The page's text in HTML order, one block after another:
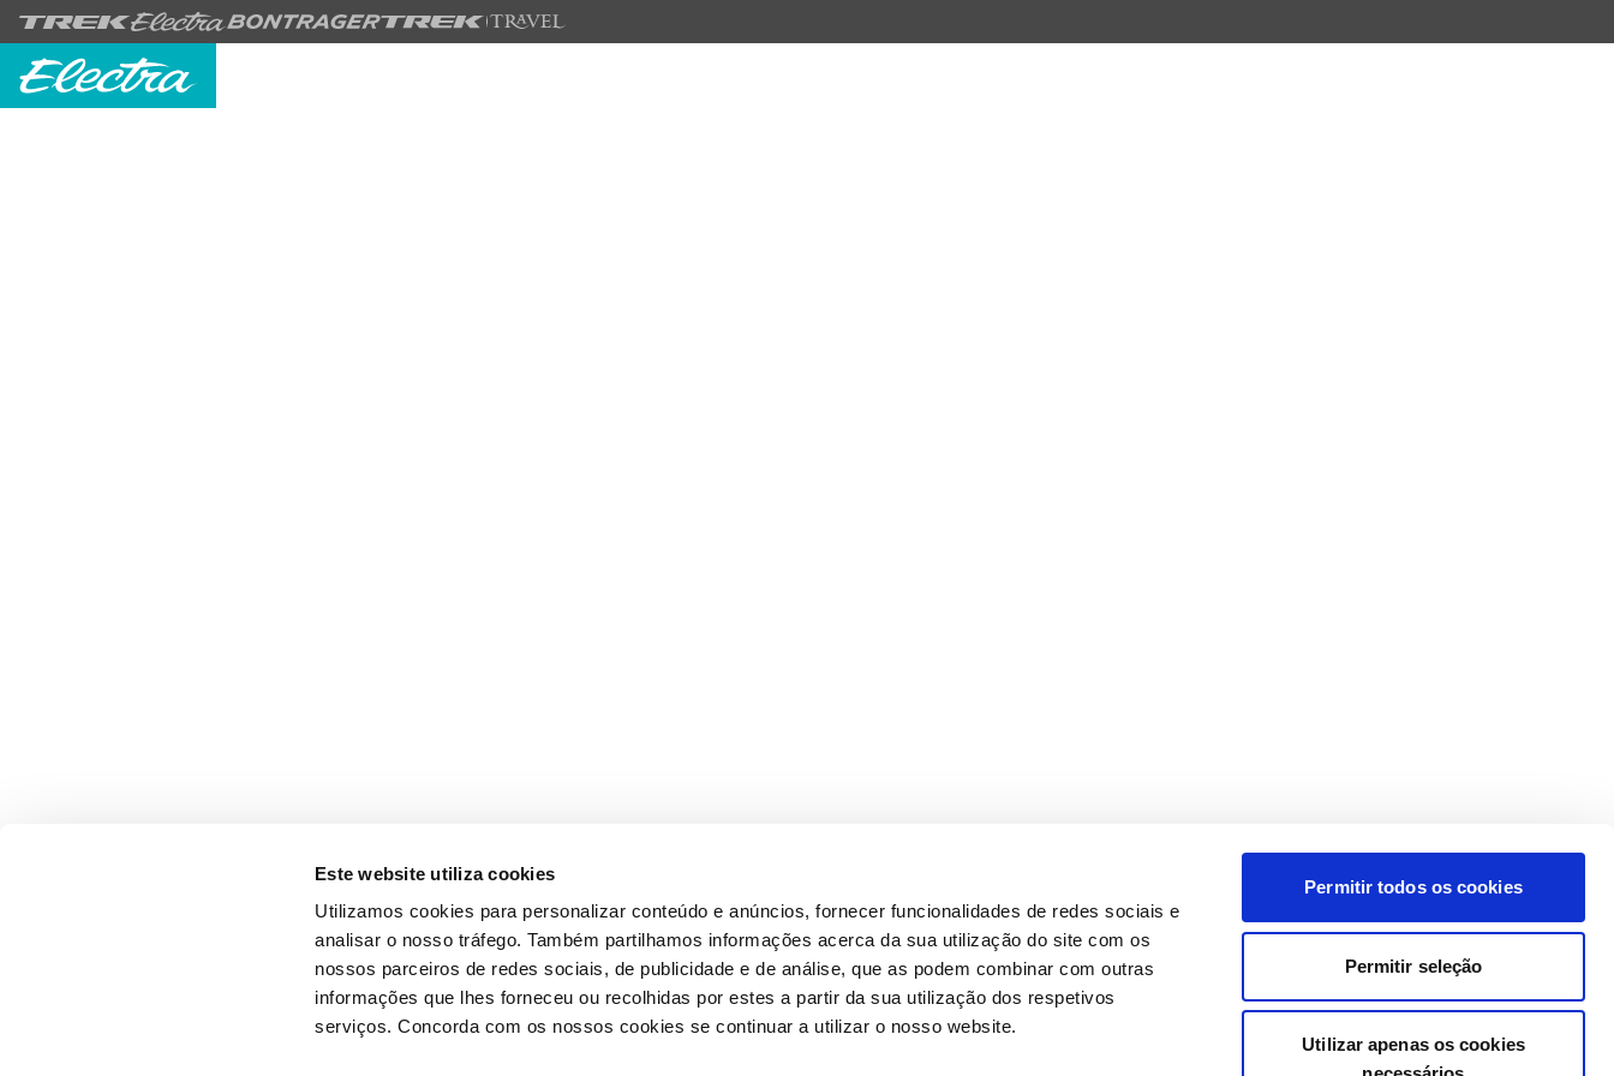
Este website utiliza cookies
Utilizamos cookies para personalizar conteúdo e anúncios, fornecer funcionalidades de redes sociais e
analisar o nosso tráfego. Também partilhamos informações acerca da sua utilização do site com os
nossos parceiros de redes sociais, de publicidade e de análise, que as podem combinar com outras
informações que lhes forneceu ou recolhidas por estes a partir da sua utilização dos respetivos
serviços. Concorda com os nossos cookies se continuar a utilizar o nosso website.
Permitir todos os cookies
Permitir seleção
Utilizar apenas os cookies